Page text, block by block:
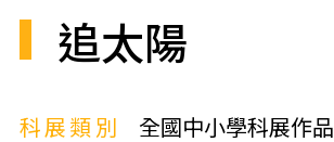
追太陽
科展類別
全國中小學科展作品